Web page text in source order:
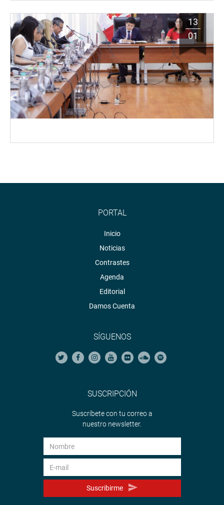
13
01
PORTAL
Inicio
Noticias
Contrastes
Agenda
Editorial
Damos Cuenta
SÍGUENOS
SUSCRIPCIÓN
Suscríbete con tu correo a
nuestro newsletter.
Suscribirme